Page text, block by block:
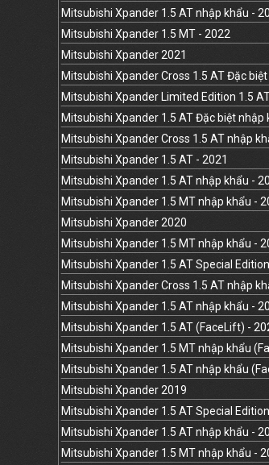
Mitsubishi Xpander 1.5 AT nhập khẩu -
Mitsubishi Xpander 1.5 MT - 2022
Mitsubishi Xpander 2021
Mitsubishi Xpander Cross 1.5 AT Đặc
Mitsubishi Xpander Limited Edition 1.5
Mitsubishi Xpander 1.5 AT Đặc biệt nhập
Mitsubishi Xpander Cross 1.5 AT nhập
Mitsubishi Xpander 1.5 AT - 2021
Mitsubishi Xpander 1.5 AT nhập khẩu -
Mitsubishi Xpander 1.5 MT nhập khẩu -
Mitsubishi Xpander 2020
Mitsubishi Xpander 1.5 MT nhập khẩu -
Mitsubishi Xpander 1.5 AT Special
Mitsubishi Xpander Cross 1.5 AT nhập
Mitsubishi Xpander 1.5 AT nhập khẩu -
Mitsubishi Xpander 1.5 AT (FaceLift) -
Mitsubishi Xpander 1.5 MT nhập khẩu
Mitsubishi Xpander 1.5 AT nhập khẩu
Mitsubishi Xpander 2019
Mitsubishi Xpander 1.5 AT Special
Mitsubishi Xpander 1.5 AT nhập khẩu -
Mitsubishi Xpander 1.5 MT nhập khẩu -